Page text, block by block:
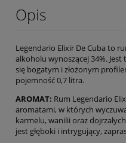
Opis
Legendario Elixir De Cuba to
alkoholu wynoszącej 34%.
się bogatym i złożonym
pojemność 0,7 litra.
AROMAT: Rum Legendario
aromatami, w których
karmelu, wanilii oraz
jest głęboki i intrygujący,